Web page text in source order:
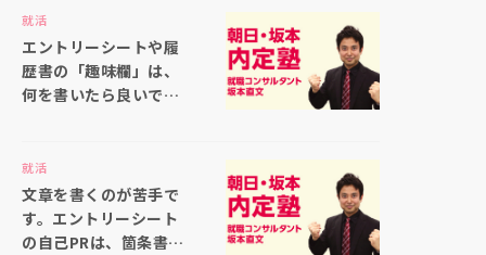
ても大丈夫ですか
就活
エントリーシートや履
歴書の「趣味欄」は、
何を書いたら良いでし
就活
文章を書くのが苦手で
す。エントリーシート
の自己PRは、箇条書き